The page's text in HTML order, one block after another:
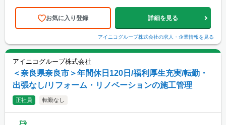
お気に入り登録 詳細を見る
アイニコグループ株式会社の求人・企業情報を見る
アイニコグループ株式会社
＜奈良県奈良市＞年間休日120日/福利厚生充実/転勤・
出張なし/リフォーム・リノベーションの施工管理
正社員 転勤なし